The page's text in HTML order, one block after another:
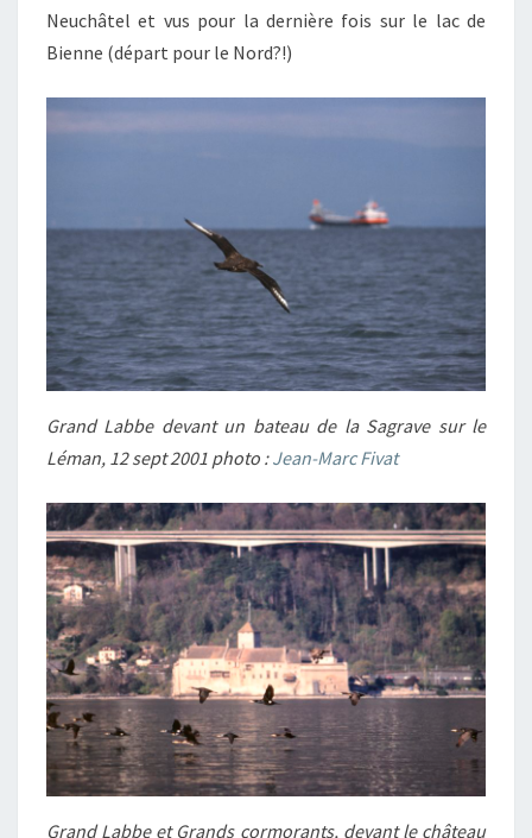
Neuchâtel et vus pour la dernière fois sur le lac de
Bienne (départ pour le Nord?!)
Grand Labbe devant un bateau de la Sagrave sur le
Léman, 12 sept 2001 photo :Jean-Marc Fivat
Grand Labbe et Grands cormorants, devant le château